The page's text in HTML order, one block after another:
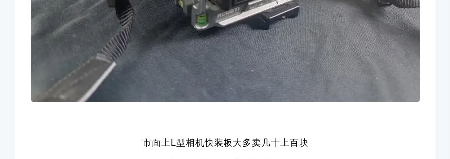
市面上L型相机快装板大多卖几十上百块